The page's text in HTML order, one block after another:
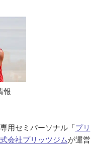
報
用セミパーソナル「プリ
会社プリッツジムが運営